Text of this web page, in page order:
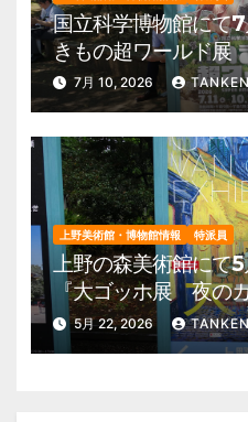
国立科学博物館にて
きもの超ワールド
ーウィンが来た！
美術館・博物館 混
7月 10, 2026
上野美術館・博物館情報 特派員
上野の森美術館にて
『大ゴッホ展 夜の
催。 上野公園 美術
報他
5月 22, 2026